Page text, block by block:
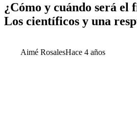
¿Cómo y cuándo será el
Los científicos y una
Aimé RosalesHace 4 años